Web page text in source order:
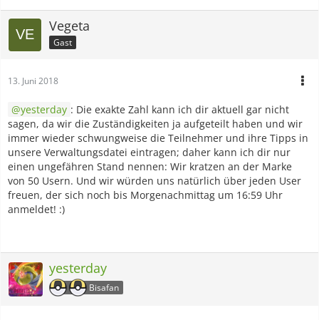
Vegeta
Gast
13. Juni 2018
yesterday : Die exakte Zahl kann ich dir aktuell gar nicht
sagen, da wir die Zuständigkeiten ja aufgeteilt haben und wir
immer wieder schwungweise die Teilnehmer und ihre Tipps in
unsere Verwaltungsdatei eintragen; daher kann ich dir nur
einen ungefähren Stand nennen: Wir kratzen an der Marke
von 50 Usern. Und wir würden uns natürlich über jeden User
freuen, der sich noch bis Morgenachmittag um 16:59 Uhr
anmeldet! :)
yesterday
Bisafan